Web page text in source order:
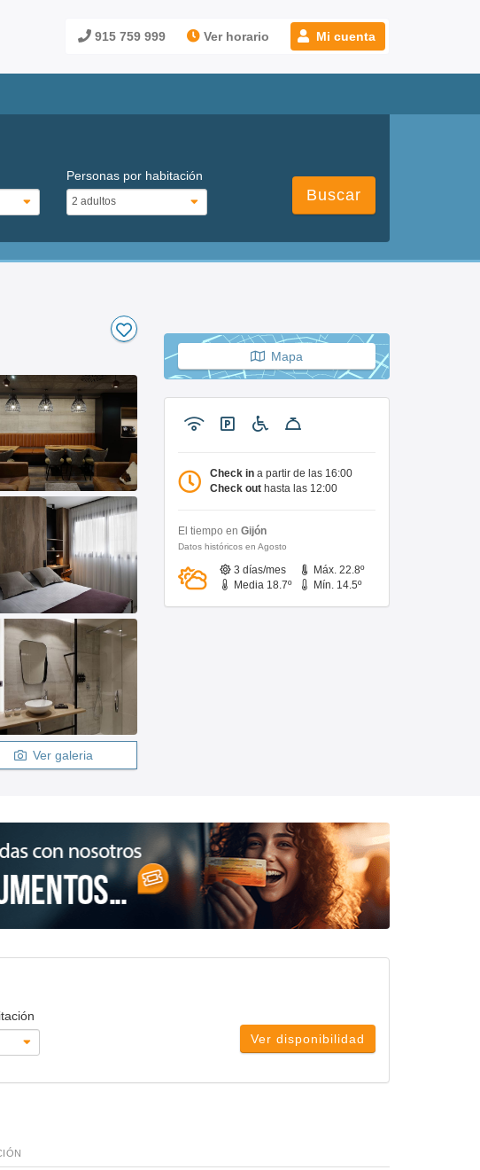
915 759 999 Ver horario Mi cuenta
Personas por habitación
Buscar
Ver galeria
Mapa
Check in a partir de las 16:00
Check out hasta las 12:00
El tiempo en Gijón
Datos históricos en Agosto
3 días/mes
Máx. 22.8º
Media 18.7º
Mín. 14.5º
Ver disponibilidad